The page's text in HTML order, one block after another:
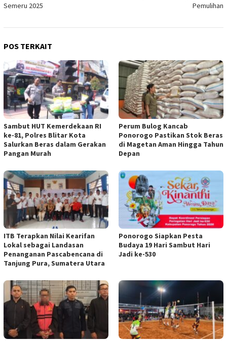
Semeru 2025
Pemulihan
POS TERKAIT
Sambut HUT Kemerdekaan RI
ke-81, Polres Blitar Kota
Salurkan Beras dalam Gerakan
Pangan Murah
Perum Bulog Kancab
Ponorogo Pastikan Stok Beras
di Magetan Aman Hingga Tahun
Depan
ITB Terapkan Nilai Kearifan
Lokal sebagai Landasan
Penanganan Pascabencana di
Tanjung Pura, Sumatera Utara
Ponorogo Siapkan Pesta
Budaya 19 Hari Sambut Hari
Jadi ke-530